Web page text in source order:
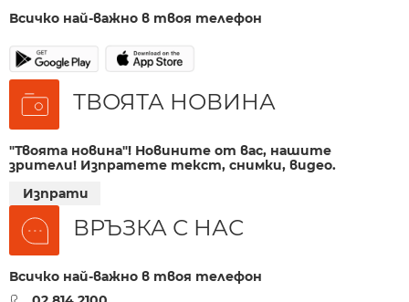
Всичко най-важно в твоя телефон
ТВОЯТА НОВИНА
"Твоята новина"! Новините от вас, нашите
зрители! Изпратете текст, снимки, видео.
Изпрати
ВРЪЗКА С НАС
Всичко най-важно в твоя телефон